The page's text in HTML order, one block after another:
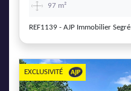
97 m²
REF1139 - AJP Immobilier Segré
EXCLUSIVITÉ